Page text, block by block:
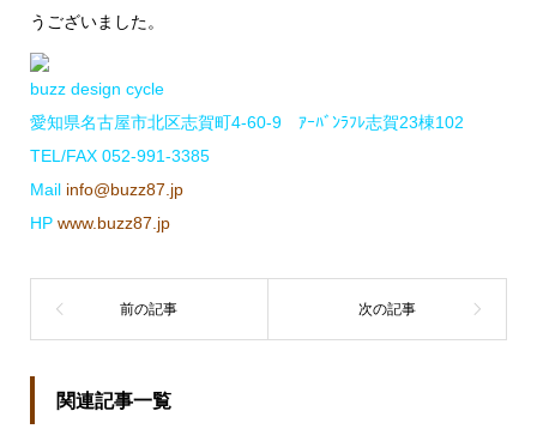
うございました。
buzz design cycle
愛知県名古屋市北区志賀町4-60-9 ｱｰﾊﾞﾝﾗﾌﾚ志賀23棟102
TEL/FAX 052-991-3385
Mail info@buzz87.jp
HP www.buzz87.jp
関連記事一覧